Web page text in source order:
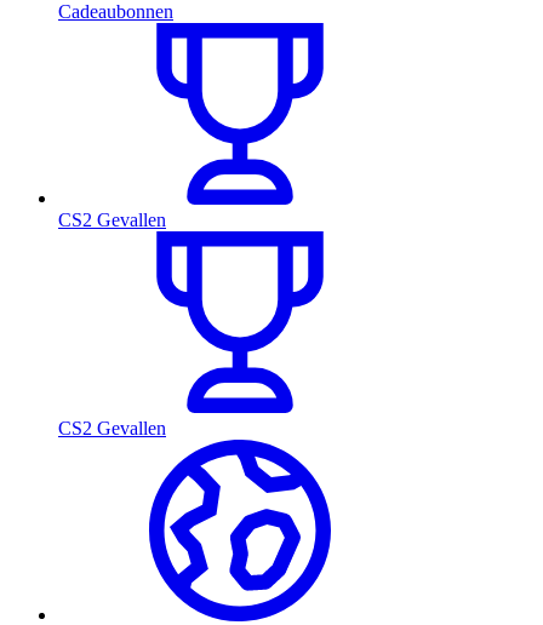
Cadeaubonnen
CS2 Gevallen
CS2 Gevallen